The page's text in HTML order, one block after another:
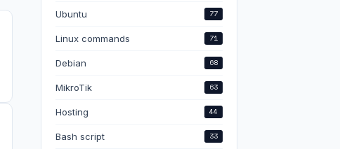
Ubuntu 77
Linux commands 71
Debian 68
MikroTik 63
Hosting 44
Bash script 33